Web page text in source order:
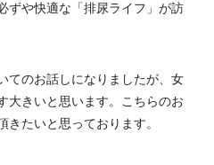
ずや快適な「排尿ライフ」が訪
てのお話しになりましたが、女
大きいと思います。こちらのお
たいと思っております。